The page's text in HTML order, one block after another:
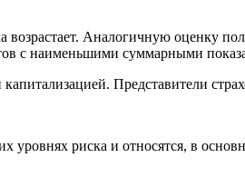
Аналогичную оценку
с наименьшими суммарными
Представители
уровнях риска и относятся, в